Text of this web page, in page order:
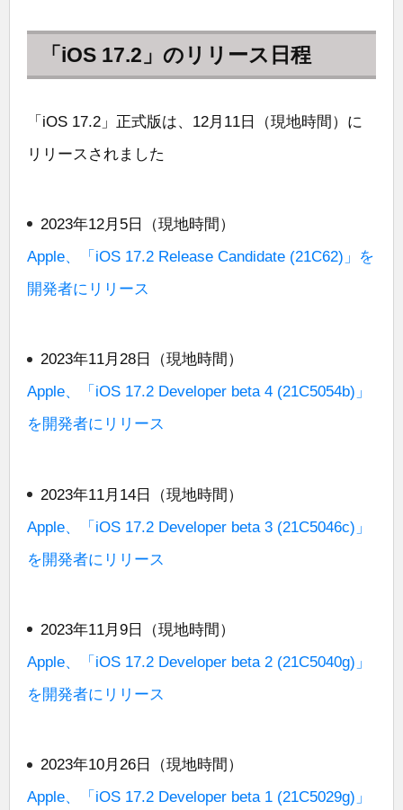
「iOS 17.2」のリリース日程
「iOS 17.2」正式版は、12月11日（現地時間）に
リリースされました
2023年12月5日（現地時間）
Apple、「iOS 17.2 Release Candidate (21C62)」を
開発者にリリース
2023年11月28日（現地時間）
Apple、「iOS 17.2 Developer beta 4 (21C5054b)」
を開発者にリリース
2023年11月14日（現地時間）
Apple、「iOS 17.2 Developer beta 3 (21C5046c)」
を開発者にリリース
2023年11月9日（現地時間）
Apple、「iOS 17.2 Developer beta 2 (21C5040g)」
を開発者にリリース
2023年10月26日（現地時間）
Apple、「iOS 17.2 Developer beta 1 (21C5029g)」